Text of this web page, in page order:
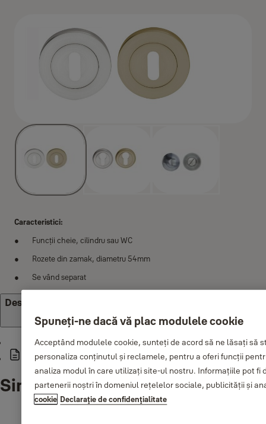
Caracteristici:
Funcții cheie, cilindru sau WC
Rozete din zamak, diametru 54mm
Se vând separat
Descărcări
Catalog - Manere cu rozete
Similar products
Spuneți-ne dacă vă plac modulele cookie
Acceptând modulele cookie, sunteți de acord să ne lăsați să
personaliza conținutul și reclamele, pentru a oferi funcții
analiza modul în care utilizați site-ul nostru. Informațiile pot fi
partenerii noștri în domeniul rețelelor sociale, publicității și
cookie Declaraţie de confidenţialitate